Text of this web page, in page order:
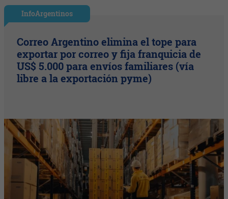
InfoArgentinos
Correo Argentino elimina el tope para
exportar por correo y fija franquicia de
US$ 5.000 para envíos familiares (vía
libre a la exportación pyme)